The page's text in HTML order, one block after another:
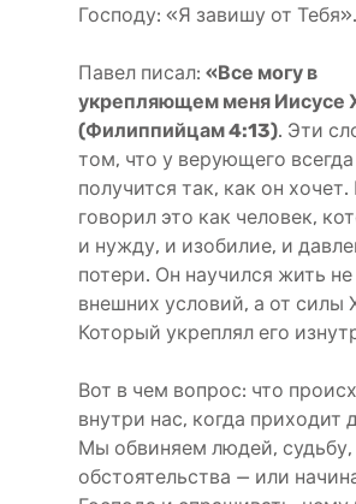
Господу: «Я завишу от Тебя».
Павел писал: «Все могу в
укрепляющем меня Иисусе
(Филиппийцам 4:13). Эти
том, что у верующего
получится так, как он
говорил это как человек,
и нужду, и изобилие, и
потери. Он научился жить не
внешних условий, а от силы
Который укреплял его
Вот в чем вопрос: что
внутри нас, когда приходит
Мы обвиняем людей,
обстоятельства — или